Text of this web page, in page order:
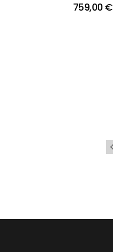
759,00 €